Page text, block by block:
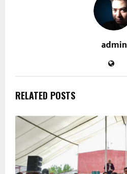
admin
RELATED POSTS